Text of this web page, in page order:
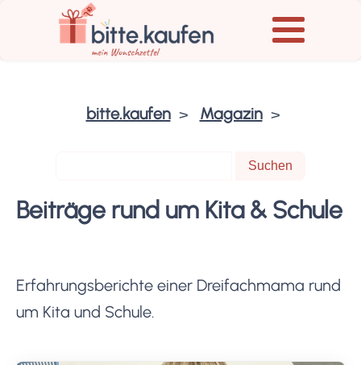
bitte.kaufen Magazin
Beiträge rund um Kita & Schule
Erfahrungsberichte einer Dreifachmama rund
um Kita und Schule.